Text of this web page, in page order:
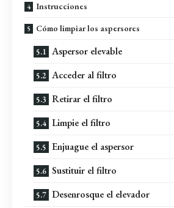
Instrucciones
Cómo limpiar los aspersores
Aspersor elevable
Acceder al filtro
Retirar el filtro
Limpie el filtro
Enjuague el aspersor
Sustituir el filtro
Desenrosque el elevador